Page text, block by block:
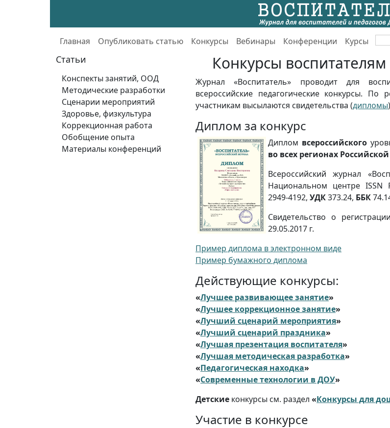
Главная Опубликовать статью Конкурсы Вебинары Конференции Курсы
Статьи
Конспекты занятий, ООД
Методические разработки
Сценарии мероприятий
Здоровье, физкультура
Коррекционная работа
Обобщение опыта
Материалы конференций
Конкурсы воспитателям
Журнал «Воспитатель» проводит для
всероссийские педагогические конкурсы. По
участникам высылаются свидетельства (дипломы
Диплом за конкурс
Диплом всероссийского
во всех регионах
Всероссийский журнал
Национальном центре ISSN
2949-4192, УДК373.24, ББК
Свидетельство о
29.05.2017 г.
Пример диплома в электронном виде
Пример бумажного диплома
Действующие конкурсы:
«Лучшее развивающее занятие»
«Лучшее коррекционное занятие»
«Лучший сценарий мероприятия»
«Лучший сценарий праздника»
«Лучшая презентация воспитателя»
«Лучшая методическая разработка»
«Педагогическая находка»
«Современные технологии в ДОУ»
Детские конкурсы см. раздел «Конкурсы для
Участие в конкурсе